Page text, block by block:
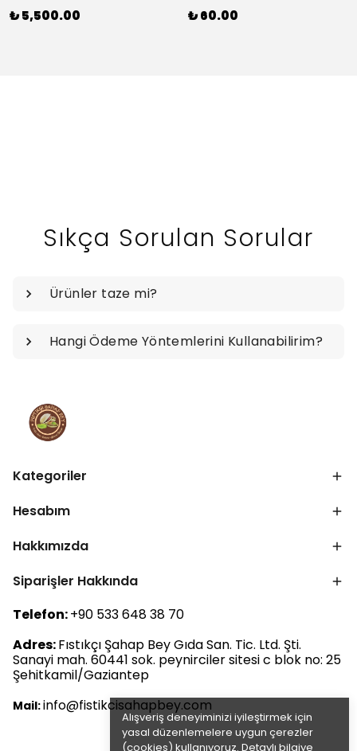
Alışveriş deneyiminizi iyileştirmek için
yasal düzenlemelere uygun çerezler
(cookies) kullanıyoruz. Detaylı bilgiye
₺ 5,500.00 ₺ 60.00
Sıkça Sorulan Sorular
Ürünler taze mi?
Hangi Ödeme Yöntemlerini Kullanabilirim?
Kategoriler
Hesabım
Hakkımızda
Siparişler Hakkında
Telefon:+90 533 648 38 70
Adres:Fıstıkçı Şahap Bey Gıda San. Tic. Ltd. Şti.
Sanayi mah. 60441 sok. peynirciler sitesi c blok no: 25
Şehitkamil/Gaziantep
Mail:info@fistikcisahapbey.com